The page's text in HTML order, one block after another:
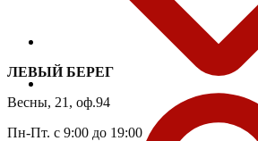
ЛЕВЫЙ БЕРЕГ
Весны, 21, оф.94
Пн-Пт. с 9:00 до 19:00